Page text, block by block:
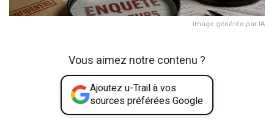
image générée par IA
Vous aimez notre contenu ?
Ajoutez u-Trail à vos
sources préférées Google